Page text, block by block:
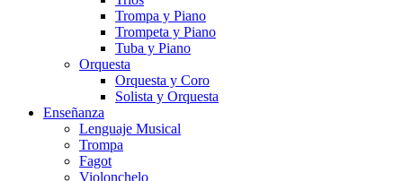
Trompa y Piano
Trompeta y Piano
Tuba y Piano
Orquesta
Orquesta y Coro
Solista y Orquesta
Enseñanza
Lenguaje Musical
Trompa
Fagot
Violonchelo